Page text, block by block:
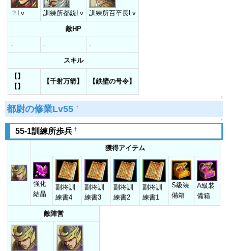
？Lv 訓練所都銃Lv 訓練所百卒長Lv
敵HP
- - -
スキル
【】
【】
【千射万箭】 【鉄壁の号令】
↑
都尉の修業Lv55 †
↑
55-1訓練所歩兵 †
獲得アイテム
強化
結晶
副将訓
練書4
副将訓
練書3
副将訓
練書2
副将訓
練書1
S級装
備箱
A級装
備箱
敵陣営